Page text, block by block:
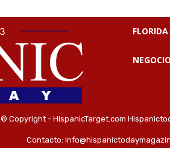
FLORIDA
© Copyright - HispanicTarget.com
Contacto: